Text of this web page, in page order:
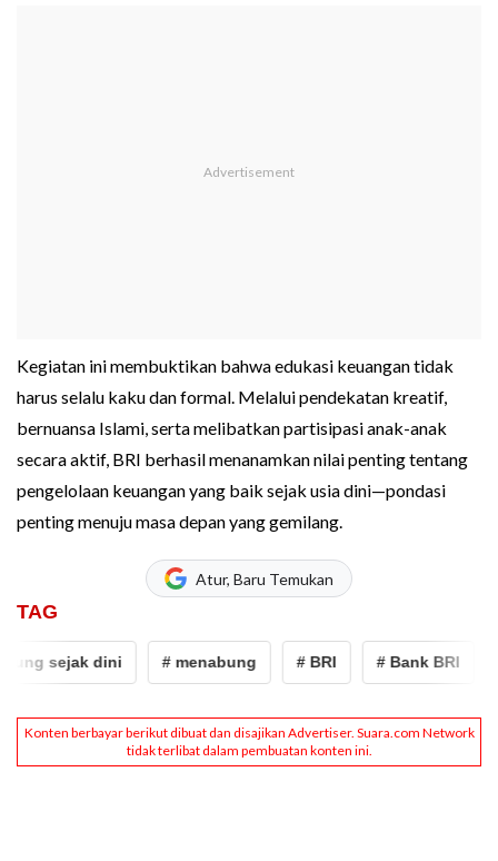
Kegiatan ini membuktikan bahwa edukasi keuangan tidak
harus selalu kaku dan formal. Melalui pendekatan kreatif,
bernuansa Islami, serta melibatkan partisipasi anak-anak
secara aktif, BRI berhasil menanamkan nilai penting tentang
pengelolaan keuangan yang baik sejak usia dini—pondasi
penting menuju masa depan yang gemilang.
Atur, Baru Temukan
TAG
sejak dini # menabung # BRI # Bank BRI